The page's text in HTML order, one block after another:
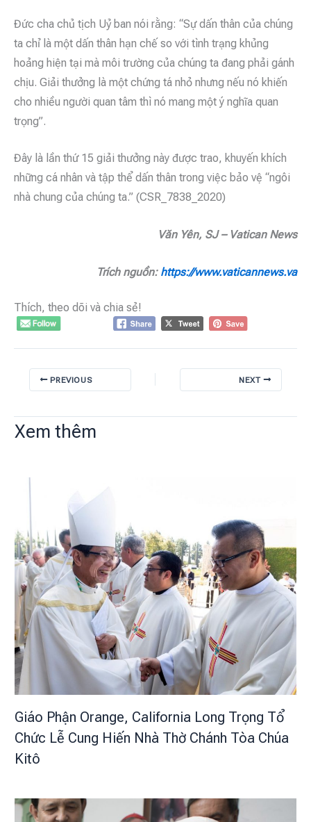
Đức cha chủ tịch Uỷ ban nói rằng: “Sự dấn thân của chúng
ta chỉ là một dấn thân hạn chế so với tình trạng khủng
hoảng hiện tại mà môi trường của chúng ta đang phải gánh
chịu. Giải thưởng là một chứng tá nhỏ nhưng nếu nó khiến
cho nhiều người quan tâm thì nó mang một ý nghĩa quan
trọng”.
Đây là lần thứ 15 giải thưởng này được trao, khuyến khích
những cá nhân và tập thể dấn thân trong việc bảo vệ “ngôi
nhà chung của chúng ta.” (CSR_7838_2020)
Văn Yên, SJ – Vatican News
Trích nguồn: https://www.vaticannews.va
Thích, theo dõi và chia sẻ!
PREVIOUS NEXT
Xem thêm
Giáo Phận Orange, California Long Trọng Tổ
Chức Lễ Cung Hiến Nhà Thờ Chánh Tòa Chúa
Kitô